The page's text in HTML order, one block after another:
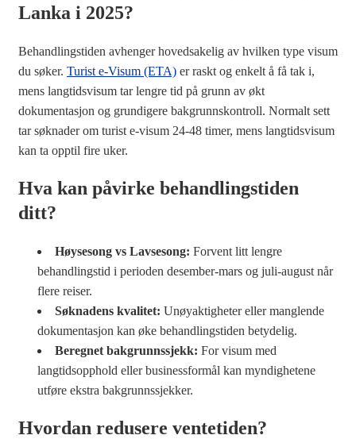
Lanka i 2025?
Behandlingstiden avhenger hovedsakelig av hvilken type visum
du søker. Turist e-Visum (ETA) er raskt og enkelt å få tak i,
mens langtidsvisum tar lengre tid på grunn av økt
dokumentasjon og grundigere bakgrunnskontroll. Normalt sett
tar søknader om turist e-visum 24-48 timer, mens langtidsvisum
kan ta opptil fire uker.
Hva kan påvirke behandlingstiden
ditt?
Høysesong vs Lavsesong: Forvent litt lengre
behandlingstid i perioden desember-mars og juli-august når
flere reiser.
Søknadens kvalitet: Unøyaktigheter eller manglende
dokumentasjon kan øke behandlingstiden betydelig.
Beregnet bakgrunnssjekk: For visum med
langtidsopphold eller businessformål kan myndighetene
utføre ekstra bakgrunnssjekker.
Hvordan redusere ventetiden?